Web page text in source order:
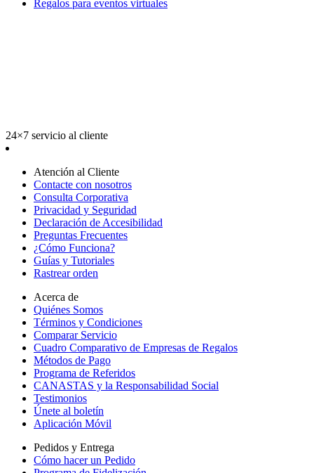
Regalos para eventos virtuales
24×7 servicio al cliente
Atención al Cliente
Contacte con nosotros
Consulta Corporativa
Privacidad y Seguridad
Declaración de Accesibilidad
Preguntas Frecuentes
¿Cómo Funciona?
Guías y Tutoriales
Rastrear orden
Acerca de
Quiénes Somos
Términos y Condiciones
Comparar Servicio
Cuadro Comparativo de Empresas de Regalos
Métodos de Pago
Programa de Referidos
CANASTAS y la Responsabilidad Social
Testimonios
Únete al boletín
Aplicación Móvil
Pedidos y Entrega
Cómo hacer un Pedido